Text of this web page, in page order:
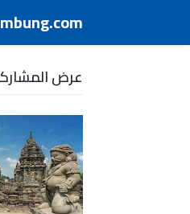
عرض